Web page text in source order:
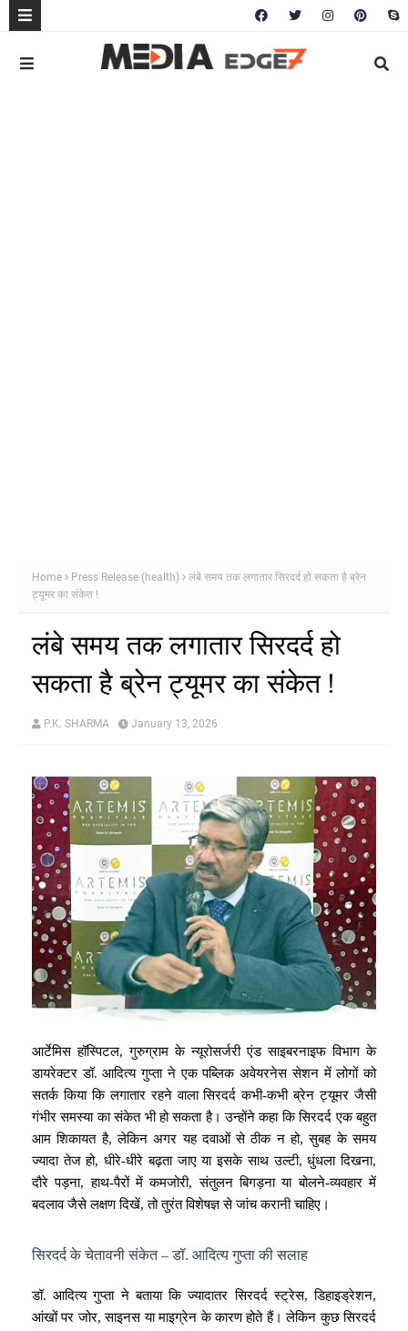
Home Press Release (health)
लंबे समय तक लगातार सिरदर्द हो सकता है ब्रेन
ट्यूमर का संकेत ‌‌!
लंबे समय तक लगातार सिरदर्द हो
सकता है ब्रेन ट्यूमर का संकेत ‌‌!
P.K. SHARMA January 13, 2026
आर्टेमिस हॉस्पिटल, गुरुग्राम के न्यूरोसर्जरी एंड साइबरनाइफ विभाग के
डायरेक्टर डॉ. आदित्य गुप्ता ने एक पब्लिक अवेयरनेस सेशन में लोगों को
सतर्क किया कि लगातार रहने वाला सिरदर्द कभी-कभी ब्रेन ट्यूमर जैसी
गंभीर समस्या का संकेत भी हो सकता है। उन्होंने कहा कि सिरदर्द एक बहुत
आम शिकायत है, लेकिन अगर यह दवाओं से ठीक न हो, सुबह के समय
ज्यादा तेज हो, धीरे-धीरे बढ़ता जाए या इसके साथ उल्टी, धुंधला दिखना,
दौरे पड़ना, हाथ-पैरों में कमजोरी, संतुलन बिगड़ना या बोलने-व्यवहार में
बदलाव जैसे लक्षण दिखें, तो तुरंत विशेषज्ञ से जांच करानी चाहिए।
सिरदर्द के चेतावनी संकेत – डॉ. आदित्य गुप्ता की सलाह
डॉ. आदित्य गुप्ता ने बताया कि ज्यादातर सिरदर्द स्ट्रेस, डिहाइड्रेशन,
आंखों पर जोर, साइनस या माइग्रेन के कारण होते हैं। लेकिन कुछ सिरदर्द